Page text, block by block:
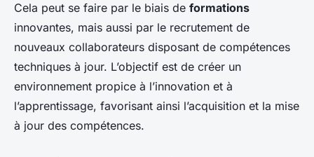
Cela peut se faire par le biais de formations
innovantes, mais aussi par le recrutement de
nouveaux collaborateurs disposant de compétences
techniques à jour. L’objectif est de créer un
environnement propice à l’innovation et à
l’apprentissage, favorisant ainsi l’acquisition et la mise
à jour des compétences.